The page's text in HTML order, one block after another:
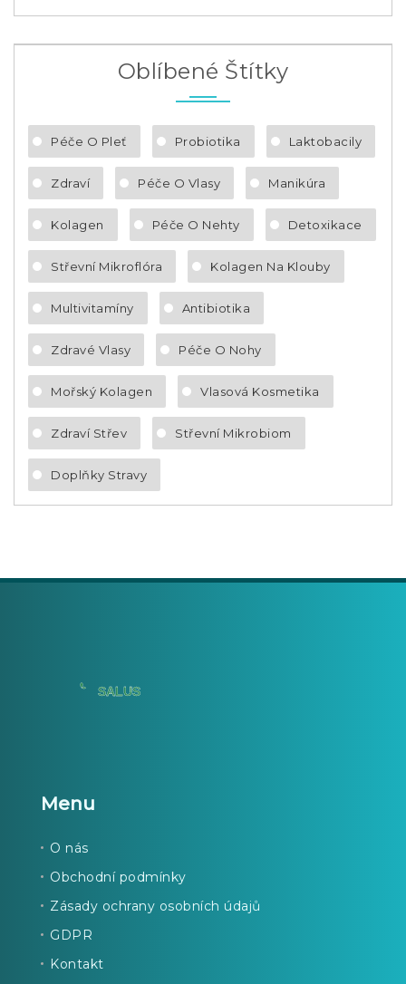
Oblíbené Štítky
Péče O Pleť Probiotika Laktobacily
Zdraví Péče O Vlasy Manikúra
Kolagen Péče O Nehty Detoxikace
Střevní Mikroflóra Kolagen Na Klouby
Multivitamíny Antibiotika
Zdravé Vlasy Péče O Nohy
Mořský Kolagen Vlasová Kosmetika
Zdraví Střev Střevní Mikrobiom
Doplňky Stravy
Menu
O nás
Obchodní podmínky
Zásady ochrany osobních údajů
GDPR
Kontakt